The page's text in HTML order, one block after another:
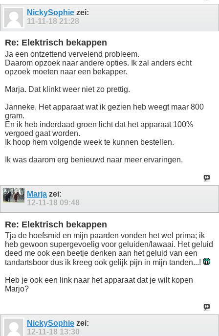
NickySophie zei:
11-11-18 21:28
Re: Elektrisch bekappen
Ja een ontzettend vervelend probleem.
Daarom opzoek naar andere opties. Ik zal anders echt
opzoek moeten naar een bekapper.
Marja. Dat klinkt weer niet zo prettig.
Janneke. Het apparaat wat ik gezien heb weegt maar 800
gram.
En ik heb inderdaad groen licht dat het apparaat 100%
vergoed gaat worden.
Ik hoop hem volgende week te kunnen bestellen.
Ik was daarom erg benieuwd naar meer ervaringen.
Marja zei:
12-11-18 09:48
Re: Elektrisch bekappen
Tja de hoefsmid en mijn paarden vonden het wel prima; ik
heb gewoon supergevoelig voor geluiden/lawaai. Het geluid
deed me ook een beetje denken aan het geluid van een
tandartsboor dus ik kreeg ook gelijk pijn in mijn tanden...!
Heb je ook een link naar het apparaat dat je wilt kopen
Marjo?
NickySophie zei:
12-11-18 13:30